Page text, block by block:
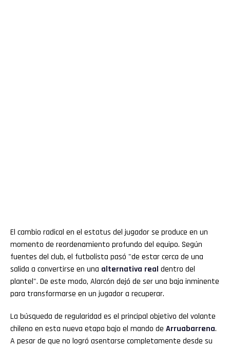
El cambio radical en el estatus del jugador se produce en un
momento de reordenamiento profundo del equipo. Según
fuentes del club, el futbolista pasó "de estar cerca de una
salida a convertirse en una alternativa real dentro del
plantel". De este modo, Alarcón dejó de ser una baja inminente
para transformarse en un jugador a recuperar.
La búsqueda de regularidad es el principal objetivo del volante
chileno en esta nueva etapa bajo el mando de Arruabarrena.
A pesar de que no logró asentarse completamente desde su